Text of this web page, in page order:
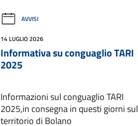
AVVISI
14 LUGLIO 2026
Informativa su conguaglio TARI
2025
Informazioni sul conguaglio TARI
2025,in consegna in questi giorni sul
territorio di Bolano